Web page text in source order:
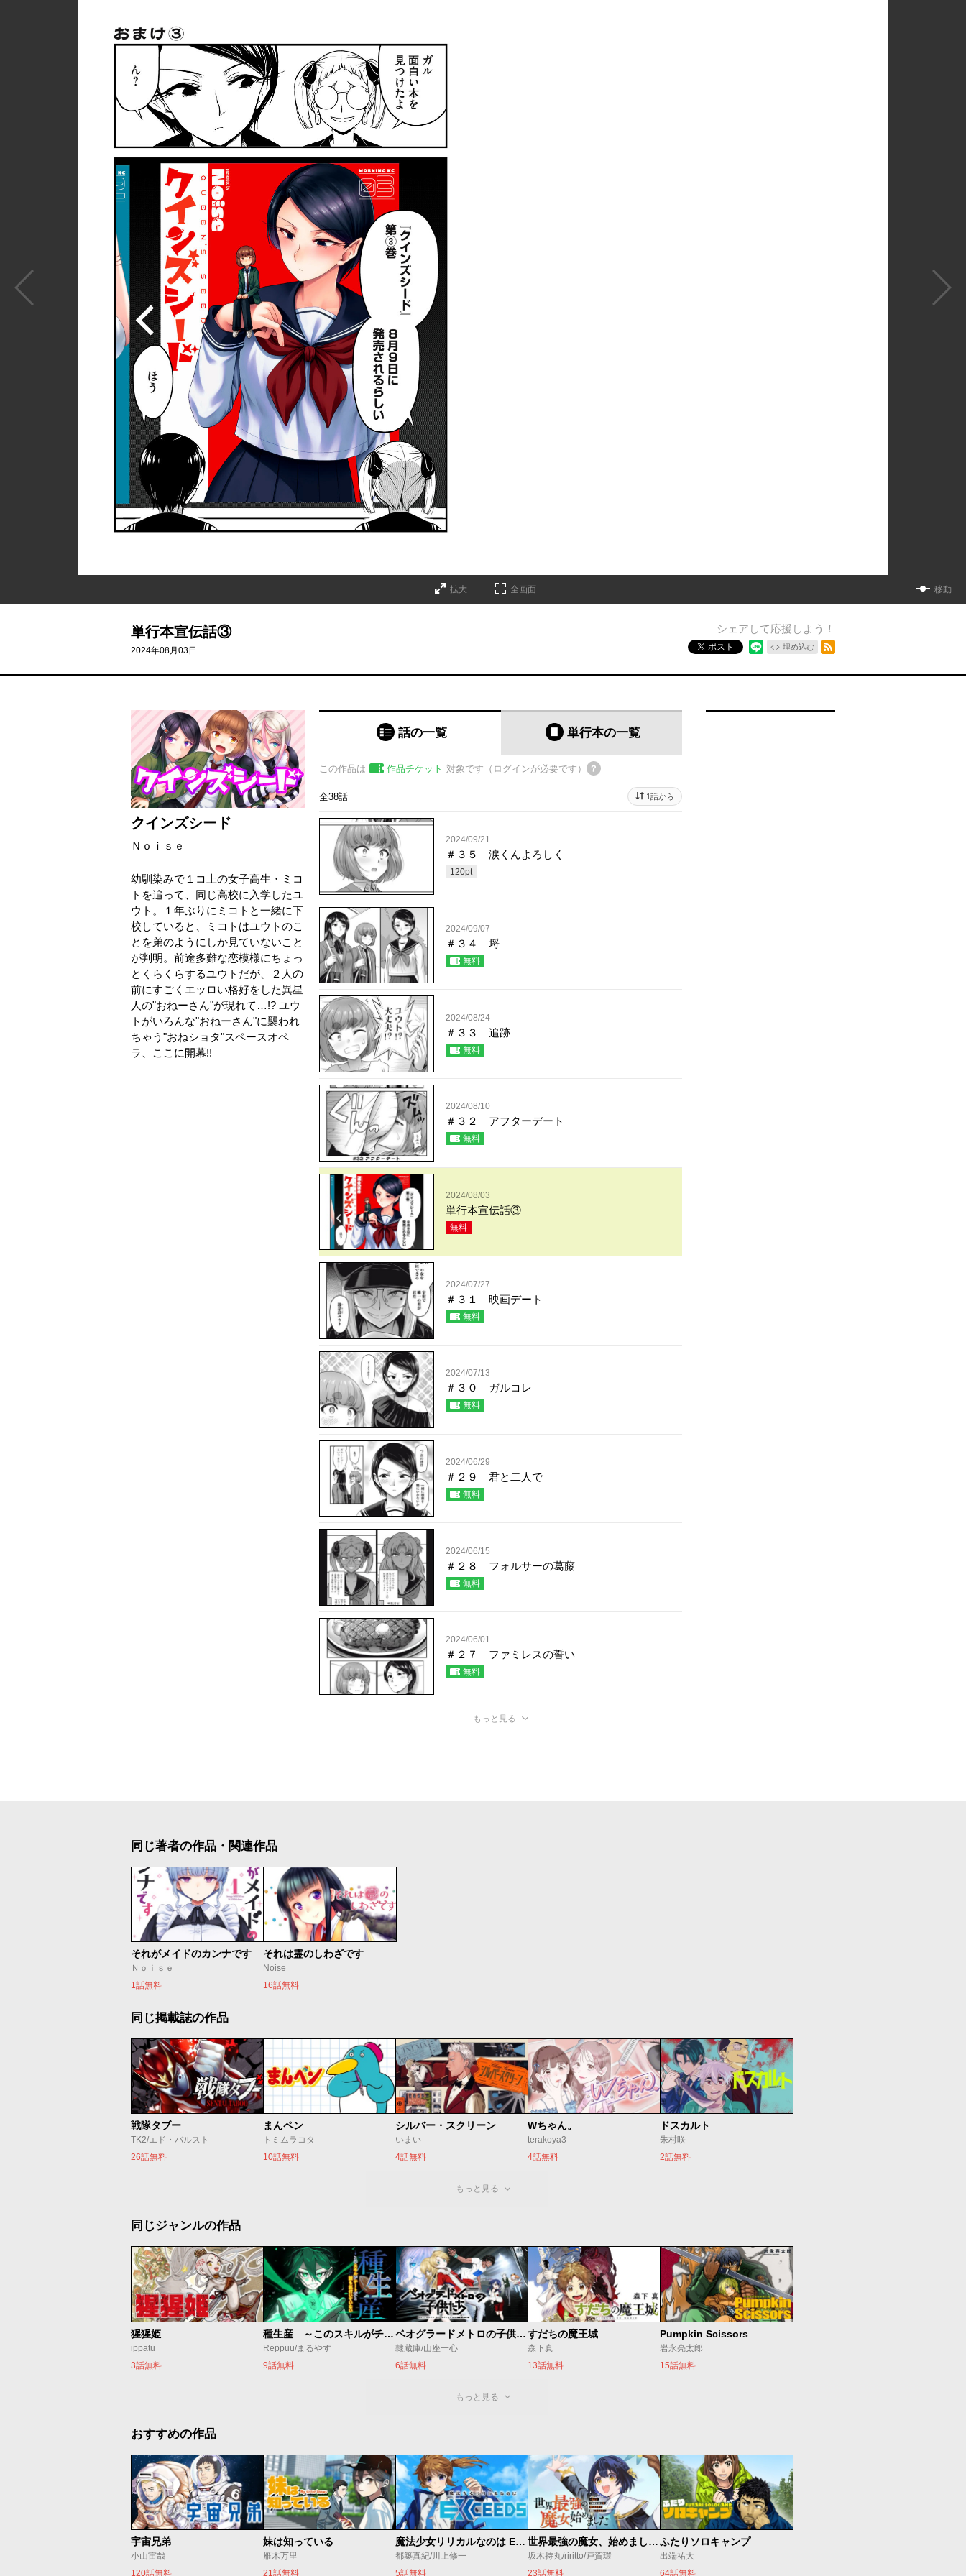
拡大 全画面 移動
単行本宣伝話③
2024年08月03日
シェアして応援しよう！
ポスト 埋め込む
クインズシード
Ｎｏｉｓｅ
幼馴染みで１コ上の女子高生・ミコ
トを追って、同じ高校に入学したユ
ウト。１年ぶりにミコトと一緒に下
校していると、ミコトはユウトのこ
とを弟のようにしか見ていないこと
が判明。前途多難な恋模様にちょっ
とくらくらするユウトだが、２人の
前にすごくエッロい格好をした異星
人の"おねーさん"が現れて…!? ユウ
トがいろんな"おねーさん"に襲われ
ちゃう"おねショタ"スペースオペ
ラ、ここに開幕!!
話の一覧 単行本の一覧
この作品は 作品チケット 対象です（ログインが必要です）
全38話 1話から
2024/09/21
＃３５ 涙くんよろしく
120pt
2024/09/07
＃３４ 埒
無料
2024/08/24
＃３３ 追跡
無料
2024/08/10
＃３２ アフターデート
無料
2024/08/03
単行本宣伝話③
無料
2024/07/27
＃３１ 映画デート
無料
2024/07/13
＃３０ ガルコレ
無料
2024/06/29
＃２９ 君と二人で
無料
2024/06/15
＃２８ フォルサーの葛藤
無料
2024/06/01
＃２７ ファミレスの誓い
無料
もっと見る
同じ著者の作品・関連作品
それがメイドのカンナです
Ｎｏｉｓｅ
1話無料
それは霊のしわざです
Noise
16話無料
同じ掲載誌の作品
戦隊タブー
TK2/エド・バルスト
26話無料
まんペン
トミムラコタ
10話無料
シルバー・スクリーン
いまい
4話無料
Wちゃん。
terakoya3
4話無料
ドスカルト
朱村咲
2話無料
もっと見る
同じジャンルの作品
猩猩姫
ippatu
3話無料
種生産 ～このスキルがチートだとまだ誰も気付いていない～
Reppuu/まるやす
9話無料
ベオグラードメトロの子供たち
隷蔵庫/山座一心
6話無料
すだちの魔王城
森下真
13話無料
Pumpkin Scissors
岩永亮太郎
15話無料
もっと見る
おすすめの作品
宇宙兄弟
小山宙哉
120話無料
妹は知っている
雁木万里
21話無料
魔法少女リリカルなのは EXCEEDS
都築真紀/川上修一
5話無料
世界最強の魔女、始めました ～私だけ『攻略サイト』を見れる世界で自由に生きます～
坂木持丸/riritto/戸賀環
23話無料
ふたりソロキャンプ
出端祐大
64話無料